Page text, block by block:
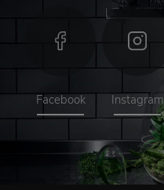
Facebook Instagram